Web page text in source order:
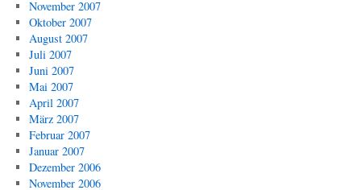
November 2007
Oktober 2007
August 2007
Juli 2007
Juni 2007
Mai 2007
April 2007
März 2007
Februar 2007
Januar 2007
Dezember 2006
November 2006